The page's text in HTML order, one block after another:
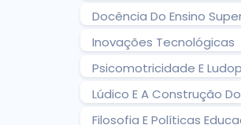
Docência Do Ensino
Inovações Tecnológicas
Psicomotricidade E
Lúdico E A Construção
Filosofia E Políticas